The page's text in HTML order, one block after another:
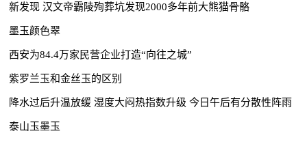
新发现 汉文帝霸陵殉葬坑发现2000多年前大熊猫骨骼
墨玉颜色翠
西安为84.4万家民营企业打造“向往之城”
紫罗兰玉和金丝玉的区别
降水过后升温放缓 湿度大闷热指数升级 今日午后有分散性阵雨
泰山玉墨玉